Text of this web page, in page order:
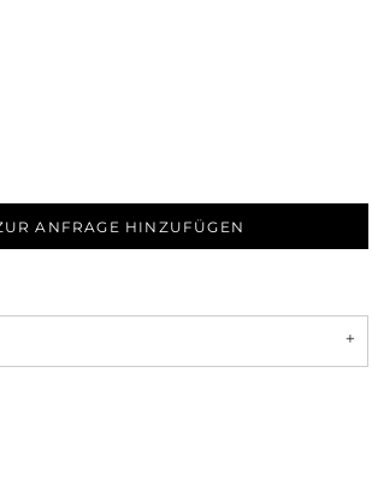
ANFRAGE HINZUFÜGEN